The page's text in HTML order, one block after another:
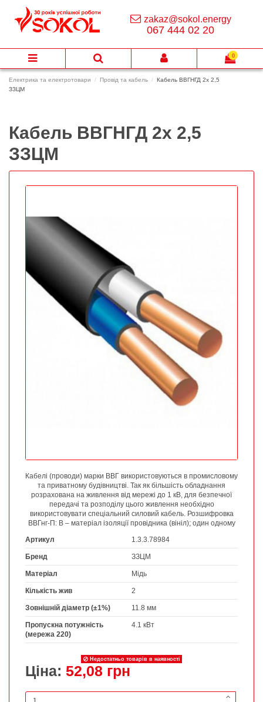
Електрика та електротовари Провід та кабель
Кабель ВВГНГД 2х 2,5
ЗЗЦМ
Кабель ВВГНГД 2х 2,5
ЗЗЦМ
Кабелі (проводи) марки ВВГ використовуються в промисловому
та приватному будівництві. Так як більшість обладнання
розрахована на живлення від мережі до 1 кВ, для безпечної
передачі та розподілу цього живлення необхідно
використовувати спеціальний силовий кабель. Розшифровка
ВВГнг-П: В – матеріал ізоляції провідника (вініл); один одному
Артикул
1.3.3.78984
Бренд ЗЗЦМ
Матеріал Мідь
Кількість жив 2
Зовнішній діаметр (±1%) 11.8 мм
Пропускна потужність
(мережа 220)
4.1 кВт
Недостатньо товарів в наявності
Ціна: 52,08 грн
zakaz@sokol.energy
067 444 02 20
0